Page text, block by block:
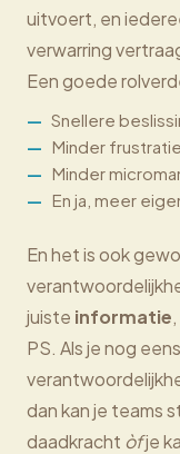
uitvoert, en
verwarring
Een goede
Snellere
Minder frustratie
Minder
En ja, meer
En het is ook
juiste informatie,
PS. Als je nog
dan kan je teams
daadkracht òfje